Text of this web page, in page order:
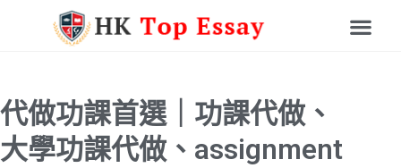
代做功課首選｜功課代做、
大學功課代做、assignment